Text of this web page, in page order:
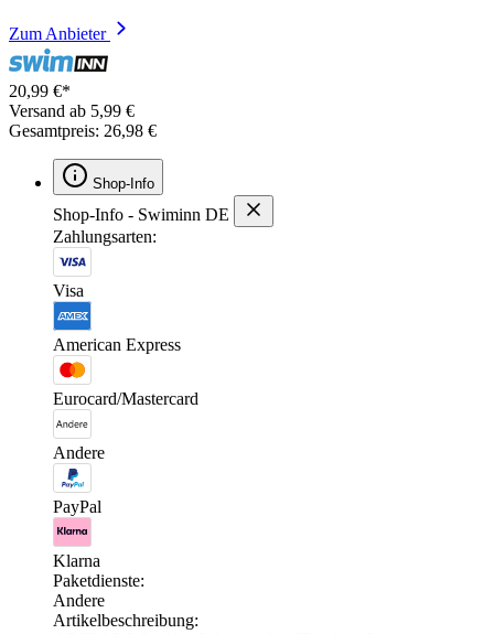
Zum Anbieter
20,99 €*
Versand ab 5,99 €
Gesamtpreis: 26,98 €
Shop-Info
Shop-Info - Swiminn DE
Zahlungsarten:
Visa
American Express
Eurocard/Mastercard
Andere
PayPal
Klarna
Paketdienste:
Andere
Artikelbeschreibung: